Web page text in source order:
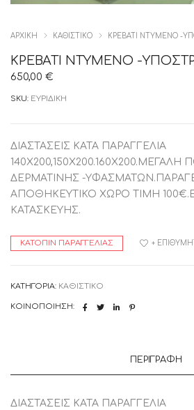
ΑΡΧΙΚΉ ΚΑΘΙΣΤΙΚΟ ΚΡΕΒΑΤΙ ΝΤΥΜΕΝΟ -
ΚΡΕΒΑΤΙ ΝΤΥΜΕΝΟ -
650,00 €
SKU: ΕΥΡΙΔΙΚΗ
ΔΙΑΣΤΑΣΕΙΣ ΚΑΤΑ ΠΑΡΑΓΓΕΛΙΑ
140Χ200,150Χ200.160Χ200.ΜΕΓΑΛΗ
ΔΕΡΜΑΤΙΝΗΣ -
ΑΠΟΘΗΚΕΥΤΙΚΟ ΧΩΡΟ ΤΙΜΗ
ΚΑΤΑΣΚΕΥΗΣ.
ΚΑΤΌΠΙΝ ΠΑΡΑΓΓΕΛΊΑΣ +
ΚΑΤΗΓΟΡΊΑ: ΚΑΘΙΣΤΙΚΟ
ΚΟΙΝΟΠΟΊΗΣΗ:
ΠΕΡΙΓΡΑΦΉ
ΔΙΑΣΤΑΣΕΙΣ ΚΑΤΑ ΠΑΡΑΓΓΕΛΙΑ